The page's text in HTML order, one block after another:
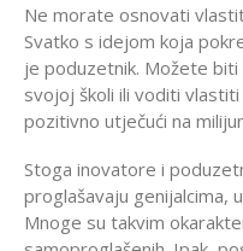
Ne morate osnovati
Svatko s idejom koja
je poduzetnik. Možete biti
svojoj školi ili voditi
pozitivno utječući na
Stoga inovatore i
proglašavaju genijalcima,
Mnoge su takvim